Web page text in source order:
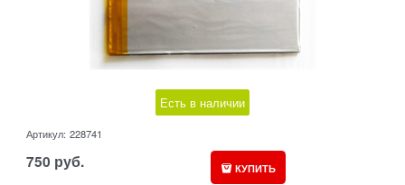
Есть в наличии
Артикул: 228741
750 руб. КУПИТЬ